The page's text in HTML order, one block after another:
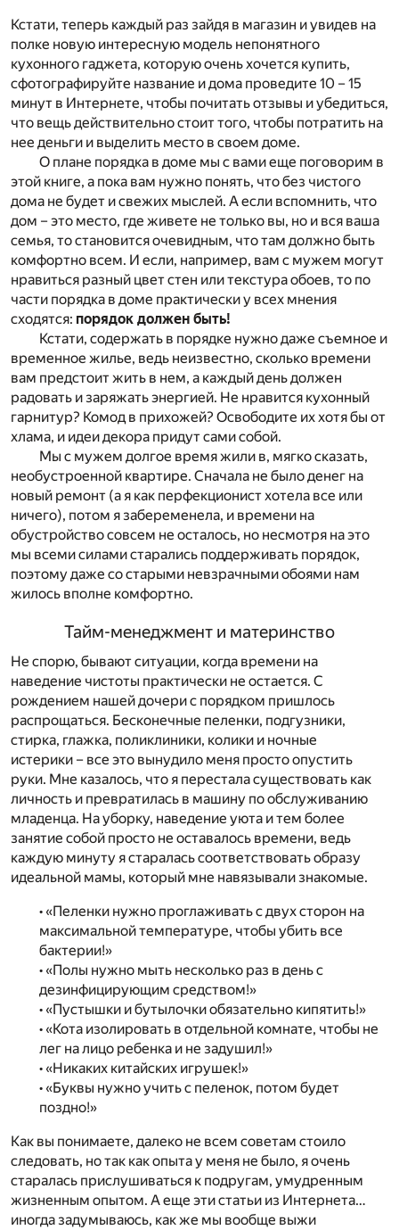
Кстати, теперь каждый раз зайдя в магазин и увидев на
полке новую интересную модель непонятного
кухонного гаджета, которую очень хочется купить,
сфотографируйте название и дома проведите 10 – 15
минут в Интернете, чтобы почитать отзывы и убедиться,
что вещь действительно стоит того, чтобы потратить на
нее деньги и выделить место в своем доме.
О плане порядка в доме мы с вами еще поговорим в
этой книге, а пока вам нужно понять, что без чистого
дома не будет и свежих мыслей. А если вспомнить, что
дом – это место, где живете не только вы, но и вся ваша
семья, то становится очевидным, что там должно быть
комфортно всем. И если, например, вам с мужем могут
нравиться разный цвет стен или текстура обоев, то по
части порядка в доме практически у всех мнения
сходятся: порядок должен быть!
Кстати, содержать в порядке нужно даже съемное и
временное жилье, ведь неизвестно, сколько времени
вам предстоит жить в нем, а каждый день должен
радовать и заряжать энергией. Не нравится кухонный
гарнитур? Комод в прихожей? Освободите их хотя бы от
хлама, и идеи декора придут сами собой.
Мы с мужем долгое время жили в, мягко сказать,
необустроенной квартире. Сначала не было денег на
новый ремонт (а я как перфекционист хотела все или
ничего), потом я забеременела, и времени на
обустройство совсем не осталось, но несмотря на это
мы всеми силами старались поддерживать порядок,
поэтому даже со старыми невзрачными обоями нам
жилось вполне комфортно.
Тайм-менеджмент и материнство
Не спорю, бывают ситуации, когда времени на
наведение чистоты практически не остается. С
рождением нашей дочери с порядком пришлось
распрощаться. Бесконечные пеленки, подгузники,
стирка, глажка, поликлиники, колики и ночные
истерики – все это вынудило меня просто опустить
руки. Мне казалось, что я перестала существовать как
личность и превратилась в машину по обслуживанию
младенца. На уборку, наведение уюта и тем более
занятие собой просто не оставалось времени, ведь
каждую минуту я старалась соответствовать образу
идеальной мамы, который мне навязывали знакомые.
• «Пеленки нужно проглаживать с двух сторон на
максимальной температуре, чтобы убить все
бактерии!»
• «Полы нужно мыть несколько раз в день с
дезинфицирующим средством!»
• «Пустышки и бутылочки обязательно кипятить!»
• «Кота изолировать в отдельной комнате, чтобы не
лег на лицо ребенка и не задушил!»
• «Никаких китайских игрушек!»
• «Буквы нужно учить с пеленок, потом будет
поздно!»
Как вы понимаете, далеко не всем советам стоило
следовать, но так как опыта у меня не было, я очень
старалась прислушиваться к подругам, умудренным
жизненным опытом. А еще эти статьи из Интернета…
иногда задумываюсь, как же мы вообще выжи